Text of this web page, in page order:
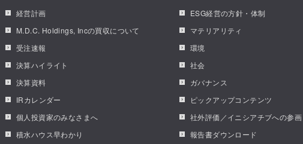
経営計画
M.D.C. Holdings, Incの買収について
受注速報
決算ハイライト
決算資料
IRカレンダー
個人投資家のみなさまへ
積水ハウス早わかり
ESG経営の方針・体制
マテリアリティ
環境
社会
ガバナンス
ピックアップコンテンツ
社外評価／イニシアチブへの参画
報告書ダウンロード